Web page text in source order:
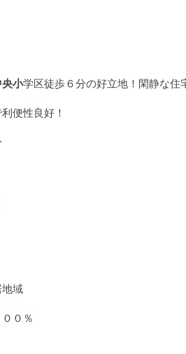
小学区徒歩６分の好立地！閑静な住
便性良好！
域
０％